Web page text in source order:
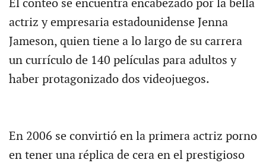
El conteo se encuentra encabezado por la bella
actriz y empresaria estadounidense Jenna
Jameson, quien tiene a lo largo de su carrera
un currículo de 140 películas para adultos y
haber protagonizado dos videojuegos.
En 2006 se convirtió en la primera actriz porno
en tener una réplica de cera en el prestigioso